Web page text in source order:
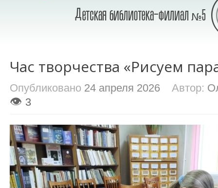
Час творчества «Рисуем
Опубликовано 24 апреля 2026 Автор:
👁 3